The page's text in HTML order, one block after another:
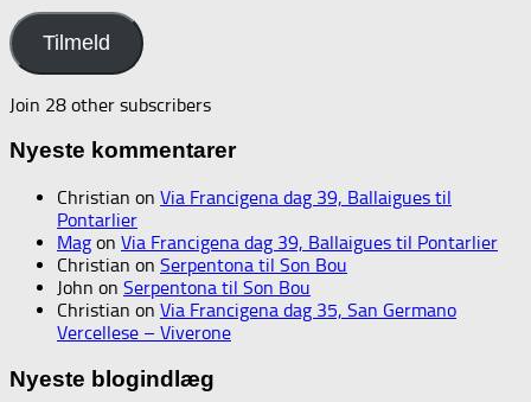
Tilmeld
Join 28 other subscribers
Nyeste kommentarer
Christian on Via Francigena dag 39, Ballaigues til
Pontarlier
Mag on Via Francigena dag 39, Ballaigues til Pontarlier
Christian on Serpentona til Son Bou
John on Serpentona til Son Bou
Christian on Via Francigena dag 35, San Germano
Vercellese – Viverone
Nyeste blogindlæg